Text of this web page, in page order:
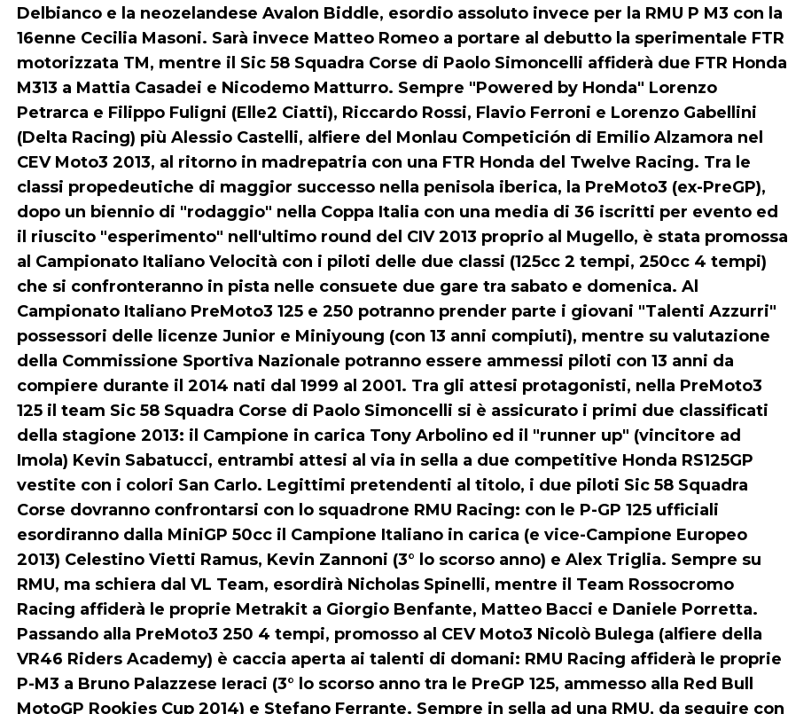
Delbianco e la neozelandese Avalon Biddle, esordio assoluto invece per la RMU P M3 con la
16enne Cecilia Masoni. Sarà invece Matteo Romeo a portare al debutto la sperimentale FTR
motorizzata TM, mentre il Sic 58 Squadra Corse di Paolo Simoncelli affiderà due FTR Honda
M313 a Mattia Casadei e Nicodemo Matturro. Sempre "Powered by Honda" Lorenzo
Petrarca e Filippo Fuligni (Elle2 Ciatti), Riccardo Rossi, Flavio Ferroni e Lorenzo Gabellini
(Delta Racing) più Alessio Castelli, alfiere del Monlau Competición di Emilio Alzamora nel
CEV Moto3 2013, al ritorno in madrepatria con una FTR Honda del Twelve Racing. Tra le
classi propedeutiche di maggior successo nella penisola iberica, la PreMoto3 (ex-PreGP),
dopo un biennio di "rodaggio" nella Coppa Italia con una media di 36 iscritti per evento ed
il riuscito "esperimento" nell'ultimo round del CIV 2013 proprio al Mugello, è stata promossa
al Campionato Italiano Velocità con i piloti delle due classi (125cc 2 tempi, 250cc 4 tempi)
che si confronteranno in pista nelle consuete due gare tra sabato e domenica. Al
Campionato Italiano PreMoto3 125 e 250 potranno prender parte i giovani "Talenti Azzurri"
possessori delle licenze Junior e Miniyoung (con 13 anni compiuti), mentre su valutazione
della Commissione Sportiva Nazionale potranno essere ammessi piloti con 13 anni da
compiere durante il 2014 nati dal 1999 al 2001. Tra gli attesi protagonisti, nella PreMoto3
125 il team Sic 58 Squadra Corse di Paolo Simoncelli si è assicurato i primi due classificati
della stagione 2013: il Campione in carica Tony Arbolino ed il "runner up" (vincitore ad
Imola) Kevin Sabatucci, entrambi attesi al via in sella a due competitive Honda RS125GP
vestite con i colori San Carlo. Legittimi pretendenti al titolo, i due piloti Sic 58 Squadra
Corse dovranno confrontarsi con lo squadrone RMU Racing: con le P-GP 125 ufficiali
esordiranno dalla MiniGP 50cc il Campione Italiano in carica (e vice-Campione Europeo
2013) Celestino Vietti Ramus, Kevin Zannoni (3° lo scorso anno) e Alex Triglia. Sempre su
RMU, ma schiera dal VL Team, esordirà Nicholas Spinelli, mentre il Team Rossocromo
Racing affiderà le proprie Metrakit a Giorgio Benfante, Matteo Bacci e Daniele Porretta.
Passando alla PreMoto3 250 4 tempi, promosso al CEV Moto3 Nicolò Bulega (alfiere della
VR46 Riders Academy) è caccia aperta ai talenti di domani: RMU Racing affiderà le proprie
P-M3 a Bruno Palazzese Ieraci (3° lo scorso anno tra le PreGP 125, ammesso alla Red Bull
MotoGP Rookies Cup 2014) e Stefano Ferrante. Sempre in sella ad una RMU, da seguire con